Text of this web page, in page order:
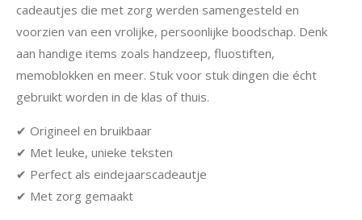
cadeautjes die met zorg werden samengesteld en
voorzien van een vrolijke, persoonlijke boodschap. Denk
aan handige items zoals handzeep, fluostiften,
memoblokken en meer. Stuk voor stuk dingen die écht
gebruikt worden in de klas of thuis.
✔ Origineel en bruikbaar
✔ Met leuke, unieke teksten
✔ Perfect als eindejaarscadeautje
✔ Met zorg gemaakt